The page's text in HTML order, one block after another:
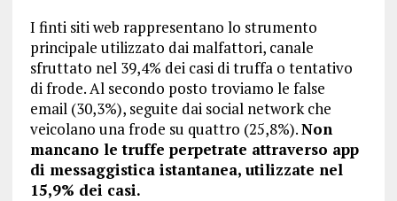
I finti siti web rappresentano lo strumento
principale utilizzato dai malfattori, canale
sfruttato nel 39,4% dei casi di truffa o tentativo
di frode. Al secondo posto troviamo le false
email (30,3%), seguite dai social network che
veicolano una frode su quattro (25,8%).Non
mancano le truffe perpetrate attraverso app
di messaggistica istantanea, utilizzate nel
15,9% dei casi.